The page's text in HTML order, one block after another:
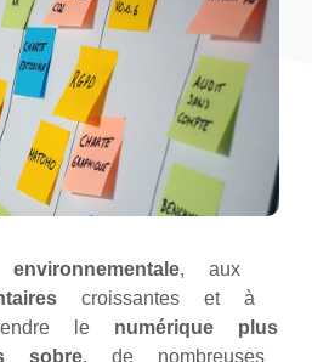
, aux
croissantes et à
le numérique plus
sobre, de nombreuses